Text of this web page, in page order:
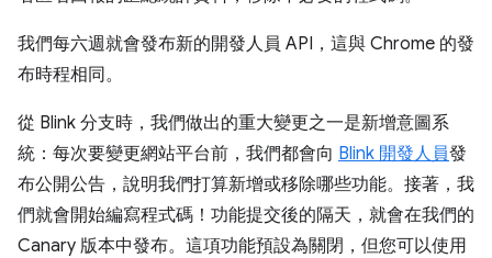
我們每六週就會發布新的開發人員 API，這與 Chrome 的發
布時程相同。
從 Blink 分支時，我們做出的重大變更之一是新增意圖系
統：每次要變更網站平台前，我們都會向 Blink 開發人員發
布公開公告，說明我們打算新增或移除哪些功能。接著，我
們就會開始編寫程式碼！功能提交後的隔天，就會在我們的
Canary 版本中發布。這項功能預設為關閉，但您可以使用